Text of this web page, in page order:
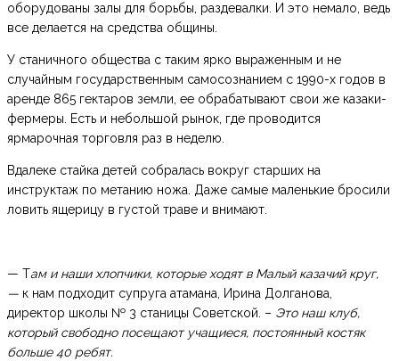
оборудованы залы для борьбы, раздевалки. И это немало, ведь
все делается на средства общины.
У станичного общества с таким ярко выраженным и не
случайным государственным самосознанием с 1990-х годов в
аренде 865 гектаров земли, ее обрабатывают свои же казаки-
фермеры. Есть и небольшой рынок, где проводится
ярмарочная торговля раз в неделю.
Вдалеке стайка детей собралась вокруг старших на
инструктаж по метанию ножа. Даже самые маленькие бросили
ловить ящерицу в густой траве и внимают.
— Там и наши хлопчики, которые ходят в Малый казачий круг,
— к нам подходит супруга атамана, Ирина Долганова,
директор школы № 3 станицы Советской. – Это наш клуб,
который свободно посещают учащиеся, постоянный костяк
больше 40 ребят.